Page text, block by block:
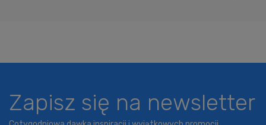
Zapisz się na newsletter